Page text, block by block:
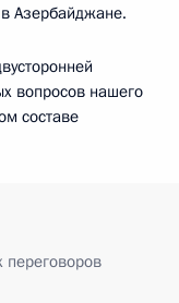
Азербайджане.
вопросов нашего
составе
переговоров